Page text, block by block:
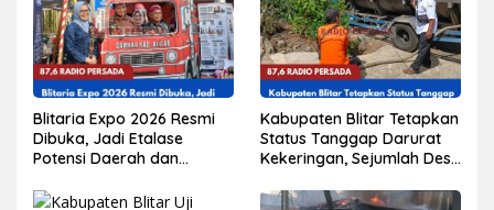
Blitaria Expo 2026 Resmi
Dibuka, Jadi Etalase
Potensi Daerah dan
Kabupaten Blitar
Kabupaten Blitar Tetapkan
Status Tanggap Darurat
Kekeringan, Sejumlah Desa